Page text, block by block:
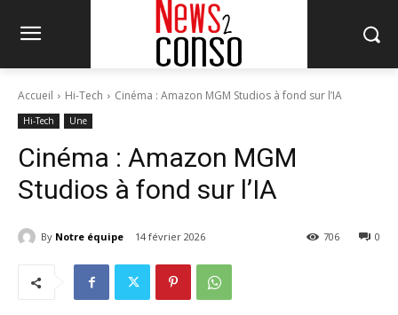
Accueil Hi-Tech Cinéma : Amazon MGM Studios à fond sur l’IA
Hi-Tech Une
Cinéma : Amazon MGM
Studios à fond sur l’IA
By Notre équipe 14 février 2026 0
706